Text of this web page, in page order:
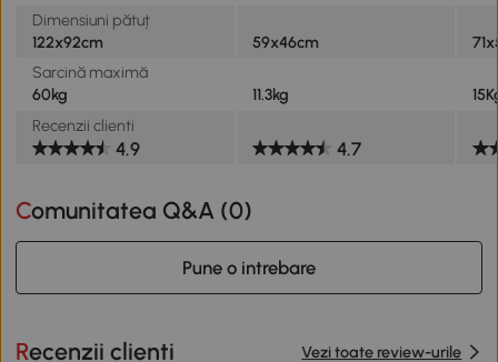
Dimensiuni pătuț
122x92cm
59x46cm
Sarcină maximă
60kg
11.3kg
Recenzii clienti
4.9 4.7
Comunitatea Q&A (0)
Pune o intrebare
Recenzii clienti Vezi toate review-urile